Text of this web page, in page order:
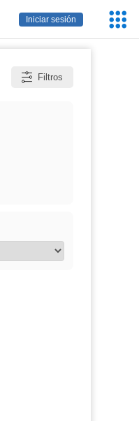
Iniciar sesión
Filtros